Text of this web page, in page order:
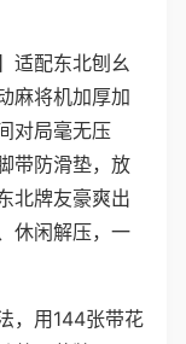
适配东北刨幺
麻将机加厚加
对局毫无压
带防滑垫，放
北牌友豪爽出
休闲解压，一
，用144张带花